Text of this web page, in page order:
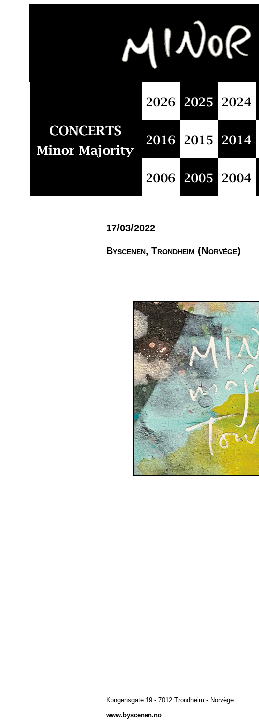
17/03/2022
Byscenen, Trondheim (Norvège)
Kongensgate 19 - 7012 Trondheim - Norvège
www.byscenen.no